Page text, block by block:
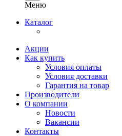
Меню
Каталог
Акции
Как купить
Условия оплаты
Условия доставки
Гарантия на товар
Производители
О компании
Новости
Вакансии
Контакты